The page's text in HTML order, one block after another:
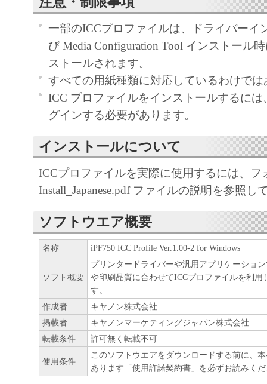
ものとします。
お客様は、「本ソフトウエア」のインスト
この契約に同意したことになります。
お客様がこの契約に同意できない場合には
ストールされず、直ちに「本ソフトウエア
さい。
１．使用許諾
(1) お客様は、「本ソフトウエア」を、キ
ェットプリンタ（以下「プリンタ」と言い
たはネットワークを通じ接続される複数の
ア」をコンピュータの記憶媒体上にインス
と、またはコンピュータにおいて表示する
すること、読み出すこと、もしくは実行す
も含むものとします）することができます
た、お客様が「プリンタ」を使用すること
様のイントラネット内のユーザ（以下「指
います）に、本契約の条件の下で、「許諾
を使用させることができます。その場合、
かる「指定ユーザ」を本契約の条件に従わ
き、すべての責任を負っていただくものと
一部のICCプロファイルは、ドライバーイ
び Media Configuration Tool インストール
ストールされます。
すべての用紙種類に対応しているわけで
ICC プロファイルをインストールするに
グインする必要があります。
インストールについて
ICCプロファイルを実際に使用するには、フ
Install_Japanese.pdf ファイルの説明を参照し
ソフトウエア概要
名称 iPF750 ICC Profile Ver.1.00-2 for Windows
ソフト概要
プリンタードライバーや汎用アプリケーショ
や印刷品質に合わせてICCプロファイルを利用
す。
作成者
キヤノン株式会社
掲載者
キヤノンマーケティングジャパン株式会社
転載条件
許可無く転載不可
使用条件
このソフトウエアをダウンロードする前に、
あります「使用許諾契約書」を必ずお読みく